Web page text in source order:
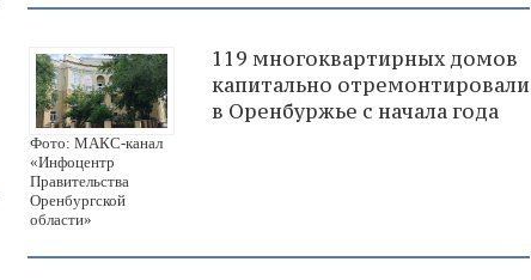
Фото: МАКС-канал
«Инфоцентр
Правительства
Оренбургской
области»
119 многоквартирных домов
капитально отремонтировали
в Оренбуржье с начала года